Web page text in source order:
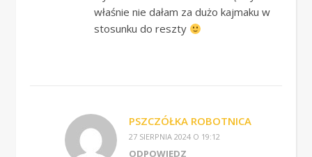
właśnie nie dałam za dużo kajmaku w
stosunku do reszty
PSZCZÓŁKA ROBOTNICA
27 SIERPNIA 2024 O 19:12
ODPOWIEDZ